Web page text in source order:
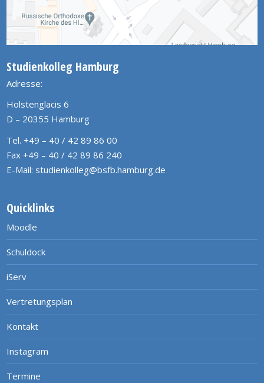
Studienkolleg Hamburg
Adresse:
Holstenglacis 6
D – 20355 Hamburg
Tel. +49 – 40 / 42 89 86 00
Fax +49 – 40 / 42 89 86 240
E-Mail: studienkolleg@bsfb.hamburg.de
Quicklinks
Moodle
Schuldock
iServ
Vertretungsplan
Kontakt
Instagram
Termine